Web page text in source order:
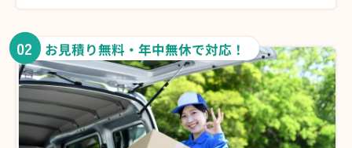
02 お見積り無料・年中無休で対応！